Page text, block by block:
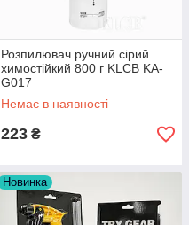
Розпилювач ручний сірий
химостійкий 800 г KLCB KA-
G017
Немає в наявності
223 ₴
Новинка